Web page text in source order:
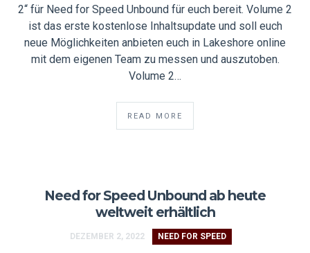
2“ für Need for Speed Unbound für euch bereit. Volume 2
ist das erste kostenlose Inhaltsupdate und soll euch
neue Möglichkeiten anbieten euch in Lakeshore online
mit dem eigenen Team zu messen und auszutoben.
Volume 2…
READ MORE
Need for Speed Unbound ab heute
weltweit erhältlich
DEZEMBER 2, 2022 NEED FOR SPEED